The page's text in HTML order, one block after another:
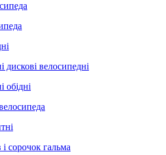
дискові велосипедні
обідні
сорочок гальма